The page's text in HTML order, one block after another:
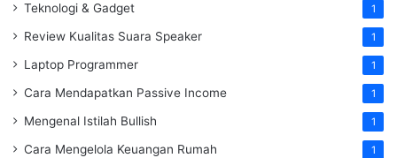
Teknologi & Gadget 1
Review Kualitas Suara Speaker 1
Laptop Programmer 1
Cara Mendapatkan Passive Income 1
Mengenal Istilah Bullish 1
Cara Mengelola Keuangan Rumah 1